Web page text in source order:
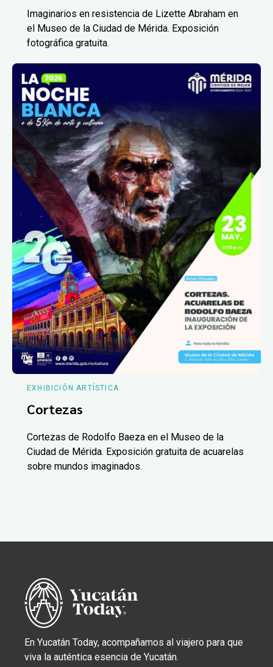
Imaginarios en resistencia de Lizette Abraham en
el Museo de la Ciudad de Mérida. Exposición
fotográfica gratuita.
EXHIBICIÓN ARTÍSTICA
Cortezas
Cortezas de Rodolfo Baeza en el Museo de la
Ciudad de Mérida. Exposición gratuita de acuarelas
sobre mundos imaginados.
En Yucatán Today, acompañamos al viajero para que
viva la auténtica esencia de Yucatán.